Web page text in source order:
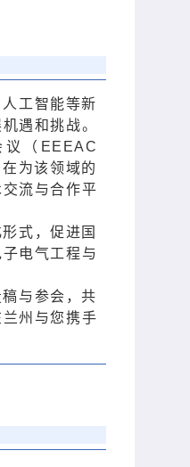
工智能等新
遇和挑战。
（EEEAC
为该领域的
流与合作平
式，促进国
电气工程与
与参会，共
州与您携手